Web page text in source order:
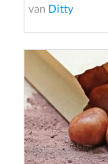
van Ditty